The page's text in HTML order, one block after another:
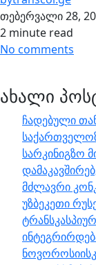
თებერვალი 28,
2 minute read
No comments
ახალი
ჩადებული
სარკინიგზო
მძლავრი
უზბეკეთი